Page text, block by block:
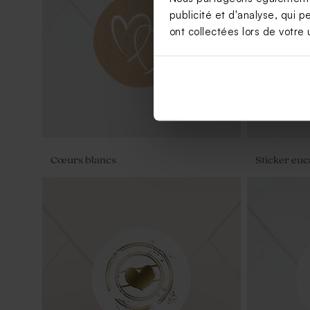
publicité et d'analyse, qui
ont collectées lors de votre
Boîte métal mariage argentée Trombone
Cœurs blancs Sticker